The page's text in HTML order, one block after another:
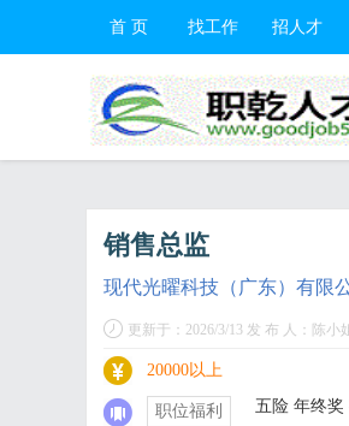
首 页 找工作 招人才
销售总监
现代光曜科技（广东）有限
更新于：2026/3/13 发 布 人：陈小
20000以上
职位福利 五险 年终奖